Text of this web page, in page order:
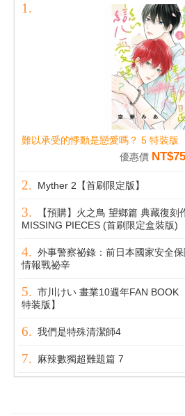
難以承受的悸動是戀愛嗎？ 5 特裝版
優惠價
Myther 2【首刷限定版】
【預購】火之鳥 望鄉篇 典藏復刻
MISSING PIECES (首刷限定盒裝版)
外事警察祕錄：前日本國家安全
情報戰祕辛
市川けい 畫業10週年FAN BOOK
特装版】
我們是特殊清潔師4
麻辣數獨超難題篇 7